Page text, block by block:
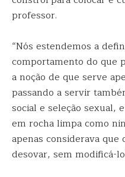
professor.
“Nós estendemos a
comportamento do que
a noção de que serve
passando a servir
social e seleção sexual,
em rocha limpa como
apenas considerava
desovar, sem modificá-